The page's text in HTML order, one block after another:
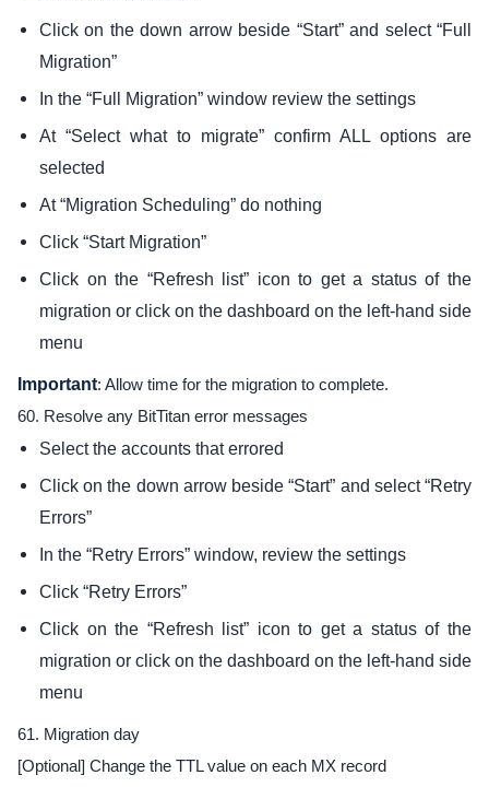
Click on the down arrow beside “Start” and select “Full
Migration”
In the “Full Migration” window review the settings
At “Select what to migrate” confirm ALL options are
selected
At “Migration Scheduling” do nothing
Click “Start Migration”
Click on the “Refresh list” icon to get a status of the
migration or click on the dashboard on the left-hand side
menu
Important: Allow time for the migration to complete.
60. Resolve any BitTitan error messages
Select the accounts that errored
Click on the down arrow beside “Start” and select “Retry
Errors”
In the “Retry Errors” window, review the settings
Click “Retry Errors”
Click on the “Refresh list” icon to get a status of the
migration or click on the dashboard on the left-hand side
menu
61. Migration day
[Optional] Change the TTL value on each MX record